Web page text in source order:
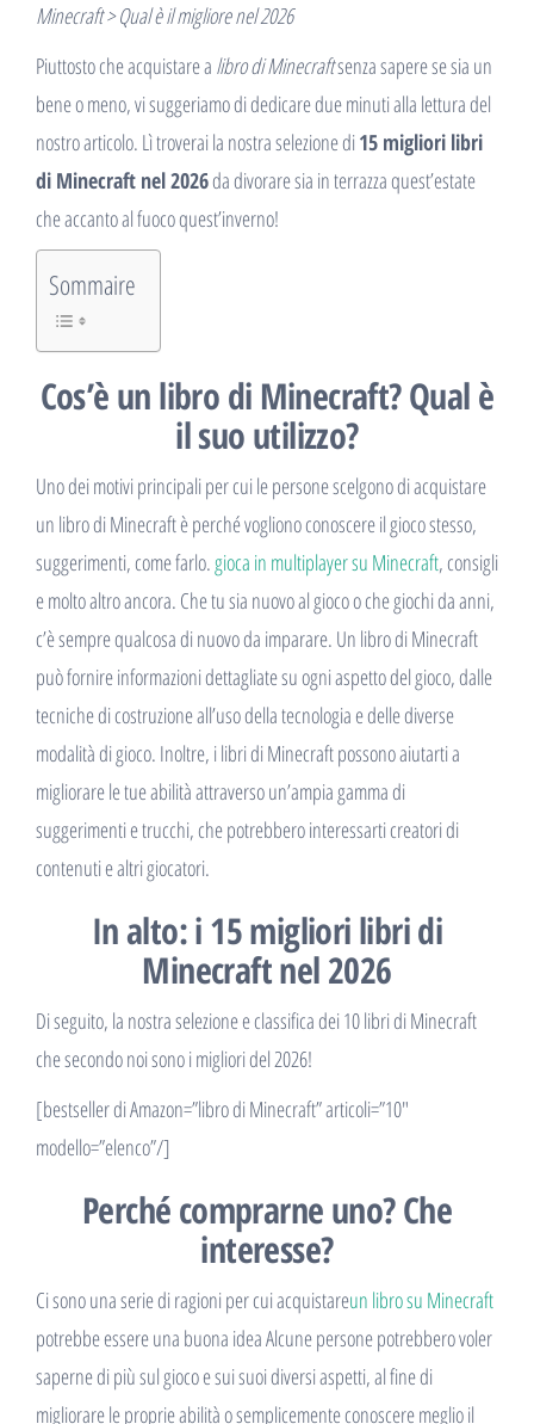
Minecraft > Qual è il migliore nel 2026
Piuttosto che acquistare a libro di Minecraftsenza sapere se sia un
bene o meno, vi suggeriamo di dedicare due minuti alla lettura del
nostro articolo. Lì troverai la nostra selezione di15 migliori libri
di Minecraft nel 2026da divorare sia in terrazza quest’estate
che accanto al fuoco quest’inverno!
Sommaire
Cos’è un libro di Minecraft? Qual è
il suo utilizzo?
Uno dei motivi principali per cui le persone scelgono di acquistare
un libro di Minecraft è perché vogliono conoscere il gioco stesso,
suggerimenti, come farlo.gioca in multiplayer su Minecraft, consigli
e molto altro ancora. Che tu sia nuovo al gioco o che giochi da anni,
c’è sempre qualcosa di nuovo da imparare. Un libro di Minecraft
può fornire informazioni dettagliate su ogni aspetto del gioco, dalle
tecniche di costruzione all’uso della tecnologia e delle diverse
modalità di gioco. Inoltre, i libri di Minecraft possono aiutarti a
migliorare le tue abilità attraverso un’ampia gamma di
suggerimenti e trucchi, che potrebbero interessarti creatori di
contenuti e altri giocatori.
In alto: i 15 migliori libri di
Minecraft nel 2026
Di seguito, la nostra selezione e classifica dei 10 libri di Minecraft
che secondo noi sono i migliori del 2026!
[bestseller di Amazon=”libro di Minecraft” articoli=”10″
modello=”elenco”/]
Perché comprarne uno? Che
interesse?
Ci sono una serie di ragioni per cui acquistareun libro su Minecraft
potrebbe essere una buona idea Alcune persone potrebbero voler
saperne di più sul gioco e sui suoi diversi aspetti, al fine di
migliorare le proprie abilità o semplicemente conoscere meglio il